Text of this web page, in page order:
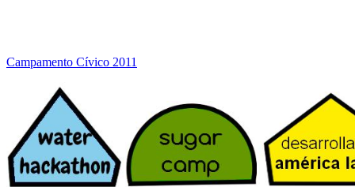
Campamento Cívico 2011